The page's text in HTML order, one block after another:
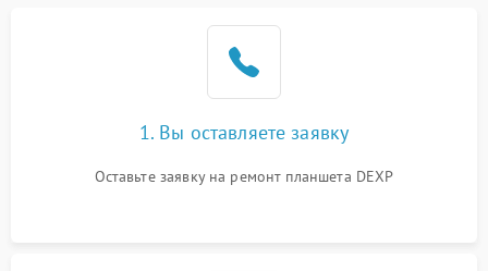
1. Вы оставляете заявку
Оставьте заявку на ремонт планшета DEXP